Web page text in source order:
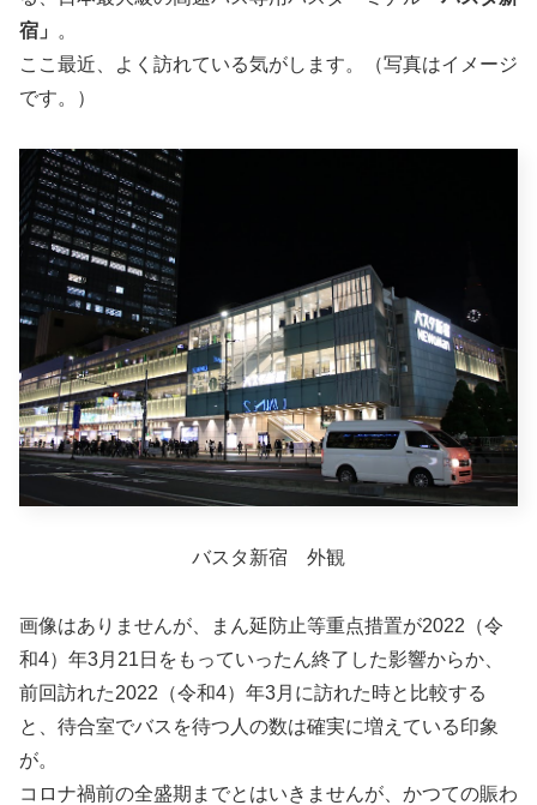
宿」
。
ここ最近、よく訪れている気がします。（写真はイメージ
です。）
バスタ新宿 外観
画像はありませんが、まん延防止等重点措置が2022（令
和4）年3月21日をもっていったん終了した影響からか、
前回訪れた2022（令和4）年3月に訪れた時と比較する
と、待合室でバスを待つ人の数は確実に増えている印象
が。
コロナ禍前の全盛期までとはいきませんが、かつての賑わ